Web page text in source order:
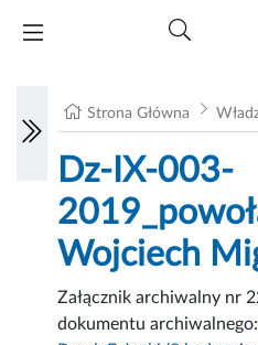
Strona Główna
Dz-IX-003-
Wojciech
Załącznik archiwalny nr
dokumentu archiwalnego: